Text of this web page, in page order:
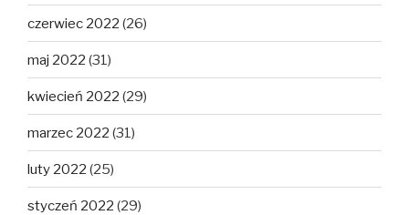
czerwiec 2022 (26)
maj 2022 (31)
kwiecień 2022 (29)
marzec 2022 (31)
luty 2022 (25)
styczeń 2022 (29)